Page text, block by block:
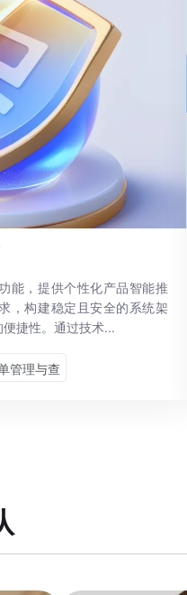
能，提供个性化产品智能推
，构建稳定且安全的系统架
捷性。通过技术...
管理与查